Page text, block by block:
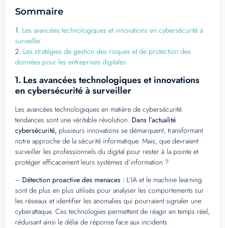
Sommaire
1. Les avancées technologiques et innovations en cybersécurité à
surveiller
2. Les stratégies de gestion des risques et de protection des
données pour les entreprises digitales
1. Les avancées technologiques et innovations
en cybersécurité à surveiller
Les avancées technologiques en matière de cybersécurité
tendances sont une véritable révolution. Dans l’actualité
cybersécurité, plusieurs innovations se démarquent, transformant
notre approche de la sécurité informatique. Mais, que devraient
surveiller les professionnels du digital pour rester à la pointe et
protéger efficacement leurs systèmes d’information ?
– Détection proactive des menaces : L’IA et le machine learning
sont de plus en plus utilisés pour analyser les comportements sur
les réseaux et identifier les anomalies qui pourraient signaler une
cyberattaque. Ces technologies permettent de réagir en temps réel,
réduisant ainsi le délai de réponse face aux incidents.